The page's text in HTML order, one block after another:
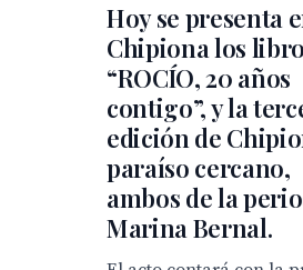
Hoy se presenta
Chipiona los
“ROCÍO, 20 años
contigo”, y la
edición de
paraíso cercano,
ambos de la
Marina Bernal.